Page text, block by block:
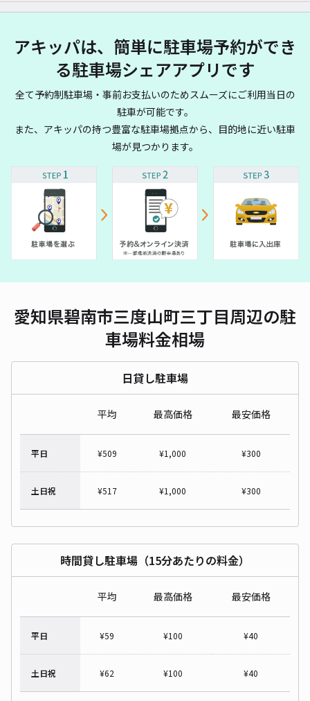
アキッパは、簡単に駐車場予約ができ
る駐車場シェアアプリです
全て予約制駐車場・事前お支払いのためスムーズにご利用当日の
駐車が可能です。
また、アキッパの持つ豊富な駐車場拠点から、目的地に近い駐車
場が見つかります。
愛知県碧南市三度山町三丁目周辺の駐
車場料金相場
日貸し駐車場
平均 最高価格 最安価格
平日 ¥509 ¥1,000 ¥300
土日祝 ¥517 ¥1,000 ¥300
時間貸し駐車場（15分あたりの料金）
平均 最高価格 最安価格
平日 ¥59 ¥100 ¥40
土日祝 ¥62 ¥100 ¥40